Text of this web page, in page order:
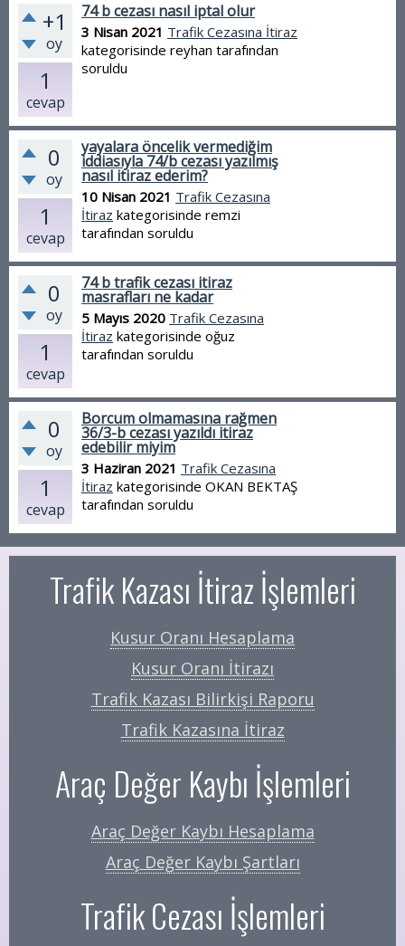
+1
oy
1
cevap
74 b cezası nasıl iptal olur
3 Nisan 2021 Trafik Cezasına İtiraz
kategorisinde reyhan tarafından
soruldu
0
oy
1
cevap
yayalara öncelik vermediğim
iddiasıyla 74/b cezası yazılmış
nasıl itiraz ederim?
10 Nisan 2021 Trafik Cezasına
İtiraz kategorisinde remzi
tarafından soruldu
0
oy
1
cevap
74 b trafik cezası itiraz
masrafları ne kadar
5 Mayıs 2020 Trafik Cezasına
İtiraz kategorisinde oğuz
tarafından soruldu
0
oy
1
cevap
Borcum olmamasına rağmen
36/3-b cezası yazıldı itiraz
edebilir miyim
3 Haziran 2021 Trafik Cezasına
İtiraz kategorisinde OKAN BEKTAŞ
tarafından soruldu
Trafik Kazası İtiraz İşlemleri
Kusur Oranı Hesaplama
Kusur Oranı İtirazı
Trafik Kazası Bilirkişi Raporu
Trafik Kazasına İtiraz
Araç Değer Kaybı İşlemleri
Araç Değer Kaybı Hesaplama
Araç Değer Kaybı Şartları
Trafik Cezası İşlemleri